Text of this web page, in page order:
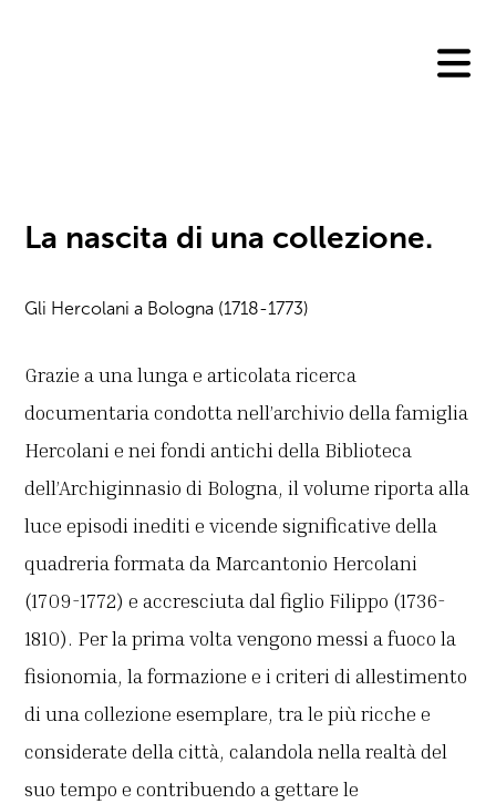
La nascita di una collezione.
Gli Hercolani a Bologna (1718-1773)
Grazie a una lunga e articolata ricerca
documentaria condotta nell’archivio della famiglia
Hercolani e nei fondi antichi della Biblioteca
dell’Archiginnasio di Bologna, il volume riporta alla
luce episodi inediti e vicende significative della
quadreria formata da Marcantonio Hercolani
(1709-1772) e accresciuta dal figlio Filippo (1736-
1810). Per la prima volta vengono messi a fuoco la
fisionomia, la formazione e i criteri di allestimento
di una collezione esemplare, tra le più ricche e
considerate della città, calandola nella realtà del
suo tempo e contribuendo a gettare le